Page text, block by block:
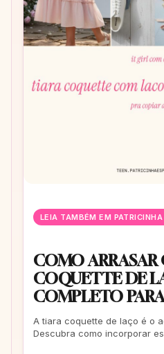
LEIA TAMBÉM EM PATRICINHA
COMO
COQUETTE DE
COMPLETO
A tiara coquette de laço é o
Descubra como incorporar